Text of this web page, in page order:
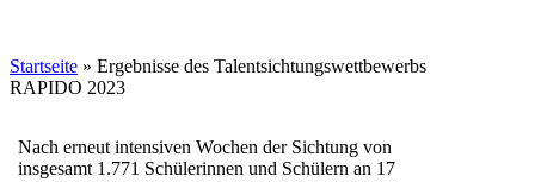
Startseite » Ergebnisse des Talentsichtungswettbewerbs
RAPIDO 2023
Nach erneut intensiven Wochen der Sichtung von
insgesamt 1.771 Schülerinnen und Schülern an 17